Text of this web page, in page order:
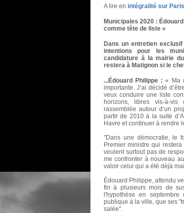
A lire en intégralité sur
Municipales 2020 :
comme tête de liste »
Dans un entretien
intentions pour les
candidature à la mairie
restera à Matignon si le
...Édouard Philippe :« Ma
importante. J’ai décidé
veux conduire une liste
horizons, libres vis-à-vis
rassemblée autour d’un
partir de 2010 à la suite
Havre et continuer à rendre
"Dans une démocratie, le
Premier ministre qui
veulent surtout pas de
me confronter à nouveau
valoir celui qui a été déjà
Édouard Philippe, attendu
fin à plusieurs mois de
l'hypothèse en
publique à la ville, que ses
salée".